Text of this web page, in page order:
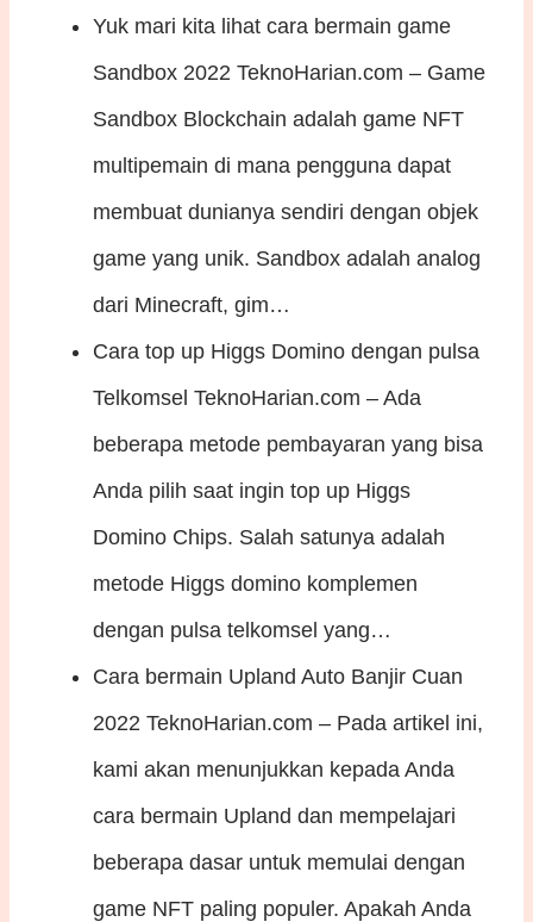
Yuk mari kita lihat cara bermain game
Sandbox 2022 TeknoHarian.com – Game
Sandbox Blockchain adalah game NFT
multipemain di mana pengguna dapat
membuat dunianya sendiri dengan objek
game yang unik. Sandbox adalah analog
dari Minecraft, gim…
Cara top up Higgs Domino dengan pulsa
Telkomsel TeknoHarian.com – Ada
beberapa metode pembayaran yang bisa
Anda pilih saat ingin top up Higgs
Domino Chips. Salah satunya adalah
metode Higgs domino komplemen
dengan pulsa telkomsel yang…
Cara bermain Upland Auto Banjir Cuan
2022 TeknoHarian.com – Pada artikel ini,
kami akan menunjukkan kepada Anda
cara bermain Upland dan mempelajari
beberapa dasar untuk memulai dengan
game NFT paling populer. Apakah Anda